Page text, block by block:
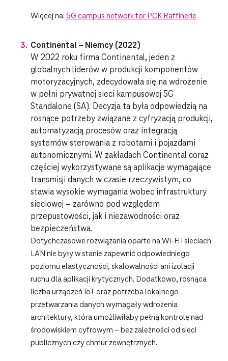
Więcej na: 5G campus network for PCK Raffinerie
Continental – Niemcy (2022)
W 2022 roku firma Continental, jeden z
globalnych liderów w produkcji komponentów
motoryzacyjnych, zdecydowała się na wdrożenie
w pełni prywatnej sieci kampusowej 5G
Standalone (SA). Decyzja ta była odpowiedzią na
rosnące potrzeby związane z cyfryzacją produkcji,
automatyzacją procesów oraz integracją
systemów sterowania z robotami i pojazdami
autonomicznymi. W zakładach Continental coraz
częściej wykorzystywane są aplikacje wymagające
transmisji danych w czasie rzeczywistym, co
stawia wysokie wymagania wobec infrastruktury
sieciowej – zarówno pod względem
przepustowości, jak i niezawodności oraz
bezpieczeństwa.
Dotychczasowe rozwiązania oparte na Wi-Fi i sieciach
LAN nie były w stanie zapewnić odpowiedniego
poziomu elastyczności, skalowalności ani izolacji
ruchu dla aplikacji krytycznych. Dodatkowo, rosnąca
liczba urządzeń IoT oraz potrzeba lokalnego
przetwarzania danych wymagały wdrożenia
architektury, która umożliwiłaby pełną kontrolę nad
środowiskiem cyfrowym – bez zależności od sieci
publicznych czy chmur zewnętrznych.